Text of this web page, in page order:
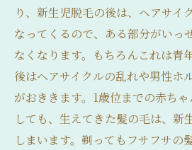
り、新生児脱毛の後は、ヘアサイ
なってくるので、ある部分がいっ
なくなります。もちろんこれは青
後はヘアサイクルの乱れや男性ホ
がおききます。1歳位までの赤ち
しても、生えてきた髪の毛は、新
しまいます。剃ってもフサフサの